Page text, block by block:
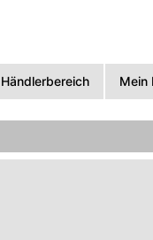
Händlerbereich Mein